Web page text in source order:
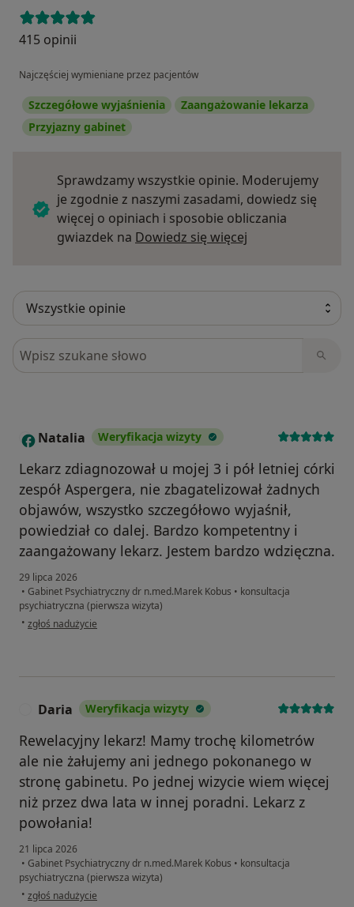
415 opinii
Najczęściej wymieniane przez pacjentów
Szczegółowe wyjaśnienia
Zaangażowanie lekarza
Przyjazny gabinet
Sprawdzamy wszystkie opinie. Moderujemy
je zgodnie z naszymi zasadami, dowiedz się
więcej o opiniach i sposobie obliczania
gwiazdek na Dowiedz się więcej
Szukaj w opiniach
N Natalia Weryfikacja wizyty
Lekarz zdiagnozował u mojej 3 i pół letniej córki
zespół Aspergera, nie zbagatelizował żadnych
objawów, wszystko szczegółowo wyjaśnił,
powiedział co dalej. Bardzo kompetentny i
zaangażowany lekarz. Jestem bardzo wdzięczna.
29 lipca 2026
• Gabinet Psychiatryczny dr n.med.Marek Kobus • konsultacja
psychiatryczna (pierwsza wizyta)
• w opinii użytkownika Natalia
zgłoś nadużycie
Daria Weryfikacja wizyty
Rewelacyjny lekarz! Mamy trochę kilometrów
ale nie żałujemy ani jednego pokonanego w
stronę gabinetu. Po jednej wizycie wiem więcej
niż przez dwa lata w innej poradni. Lekarz z
powołania!
21 lipca 2026
• Gabinet Psychiatryczny dr n.med.Marek Kobus • konsultacja
psychiatryczna (pierwsza wizyta)
• w opinii użytkownika Daria
zgłoś nadużycie